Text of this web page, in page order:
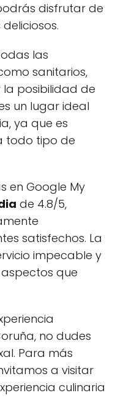
disfrutar de
las
sanitarios,
posibilidad de
un lugar ideal
ya que es
todo tipo de
en Google My
de 4.8/5,
satisfechos. La
impecable y
que
no dudes
Para más
a visitar
culinaria